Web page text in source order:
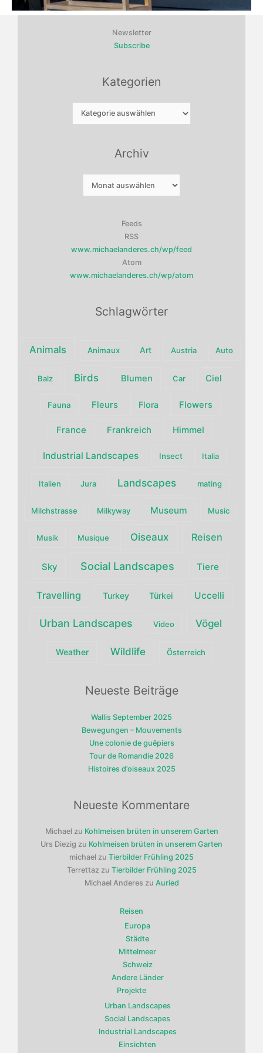
Newsletter
Subscribe
Kategorien
Archiv
Feeds
RSS
www.michaelanderes.ch/wp/feed
Atom
www.michaelanderes.ch/wp/atom
Schlagwörter
Animals Animaux Art Austria Auto
Balz Birds Blumen Car Ciel
Fauna Fleurs Flora Flowers
France Frankreich Himmel
Industrial Landscapes Insect Italia
Italien Jura Landscapes mating
Milchstrasse Milkyway Museum Music
Musik Musique Oiseaux Reisen
Sky Social Landscapes Tiere
Travelling Turkey Türkei Uccelli
Urban Landscapes Video Vögel
Weather Wildlife Österreich
Neueste Beiträge
Wallis September 2025
Bewegungen – Mouvements
Une colonie de guêpiers
Tour de Romandie 2026
Histoires d’oiseaux 2025
Neueste Kommentare
Michael zu Kohlmeisen brüten in unserem Garten
Urs Diezig zu Kohlmeisen brüten in unserem Garten
michael zu Tierbilder Frühling 2025
Terrettazzu Tierbilder Frühling 2025
Michael Anderes zu Auried
Reisen
Europa
Städte
Mittelmeer
Schweiz
Andere Länder
Projekte
Urban Landscapes
Social Landscapes
Industrial Landscapes
Einsichten